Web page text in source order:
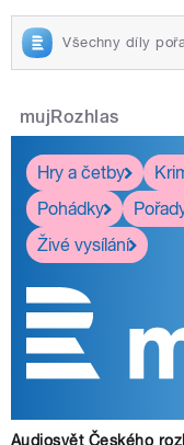
Všechny díly
mujRozhlas
Hry a četby
Pohádky
Živé vysílání
Audiosvět Českého